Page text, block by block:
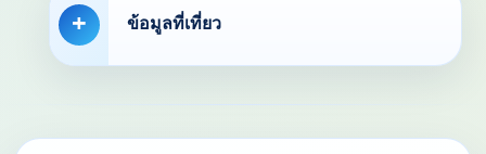
ข้อมูลที่เที่ยว